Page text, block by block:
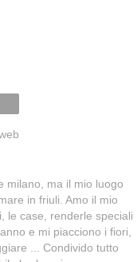
milano, ma il mio luogo
in friuli. Amo il mio
le case, renderle speciali
e mi piacciono i fiori,
... Condivido tutto